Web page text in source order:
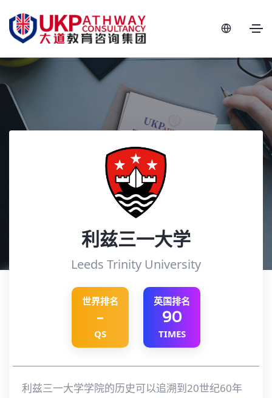
利兹三一大学
Leeds Trinity University
世界排名
-
QS
英国排名
90
TIMES
利兹三一大学学院的历史可以追溯到20世纪60年